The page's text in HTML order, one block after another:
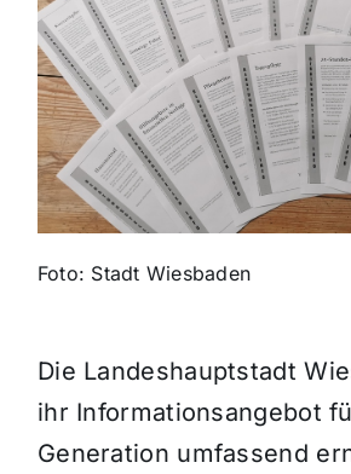
Gewinnspiele
Foto: Stadt Wiesbaden
Die Landeshauptstadt
ihr Informationsangebot
Generation umfassend